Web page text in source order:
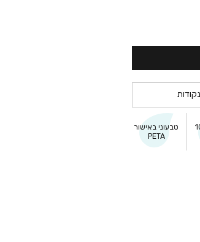
נקודות
טבעוני באישור
PETA